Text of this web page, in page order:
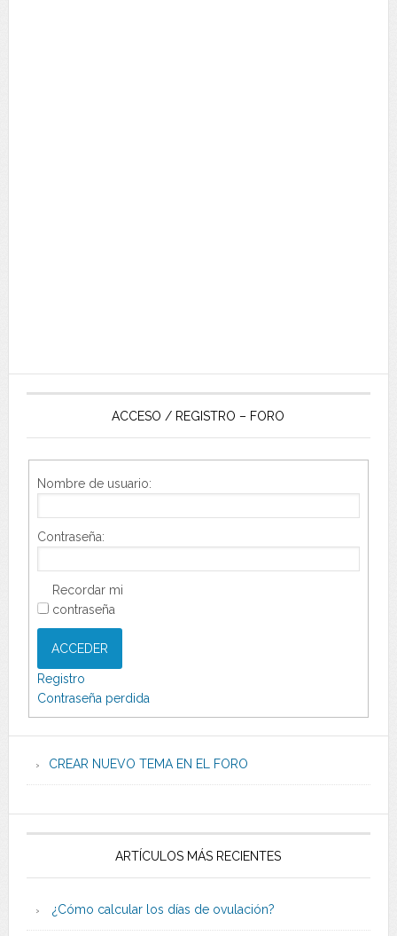
ACCESO / REGISTRO – FORO
Nombre de usuario:
Contraseña:
Recordar mi
contraseña
ACCEDER
Registro
Contraseña perdida
CREAR NUEVO TEMA EN EL FORO
ARTÍCULOS MÁS RECIENTES
¿Cómo calcular los días de ovulación?